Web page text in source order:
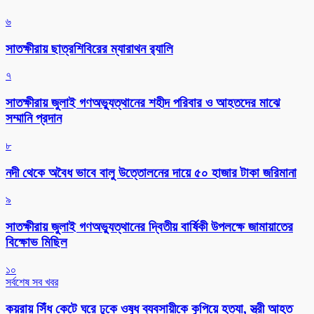
৬
সাতক্ষীরায় ছাত্রশিবিরের ম্যারাথন র‌্যালি
৭
সাতক্ষীরায় জুলাই গণঅভ্যুত্থানের শহীদ পরিবার ও আহতদের মাঝে
সম্মানি প্রদান
৮
নদী থেকে অবৈধ ভাবে বালু উত্তোলনের দায়ে ৫০ হাজার টাকা জরিমানা
৯
সাতক্ষীরায় জুলাই গণঅভ্যুত্থানের দ্বিতীয় বার্ষিকী উপলক্ষে জামায়াতের
বিক্ষোভ মিছিল
১০
সর্বশেষ সব খবর
কয়রায় সিঁধ কেটে ঘরে ঢুকে ওষুধ ব্যবসায়ীকে কুপিয়ে হত্যা, স্ত্রী আহত